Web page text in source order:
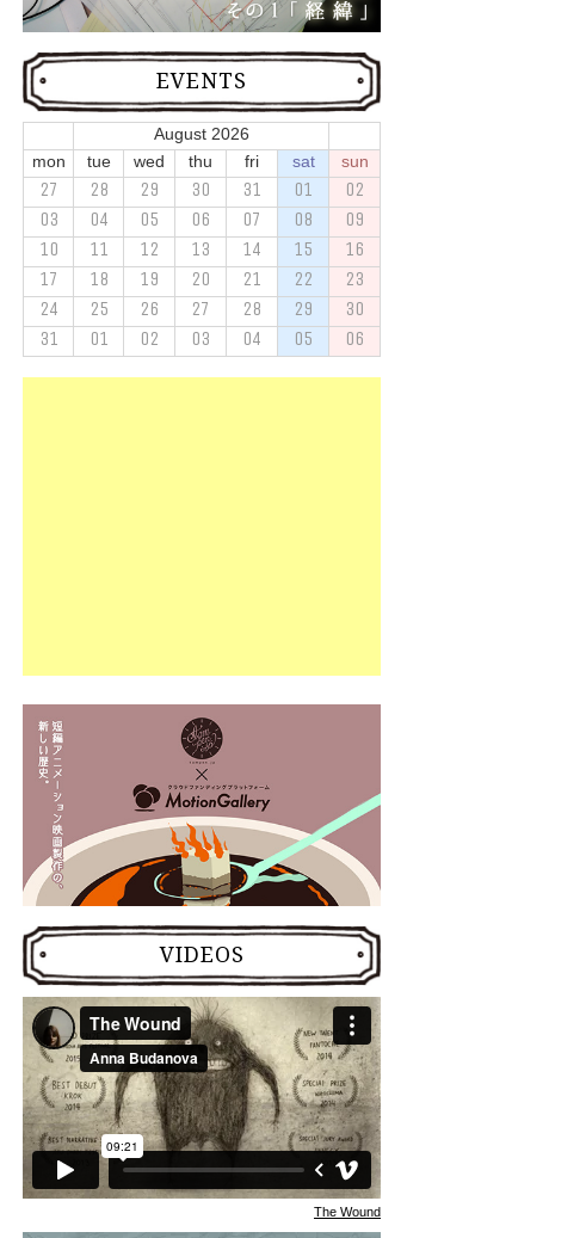
EVENTS
August 2026
mon
tue wed thu fri sat sun
27 28 29 30 31 01
02
03
04 05 06 07 08
09
10
11 12 13 14 15
16
17
18 19 20 21 22
23
24
25 26 27 28 29
30
31
01 02 03 04 05 06
VIDEOS
The Wound